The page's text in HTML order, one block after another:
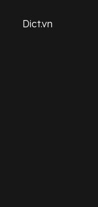
Dict.vn